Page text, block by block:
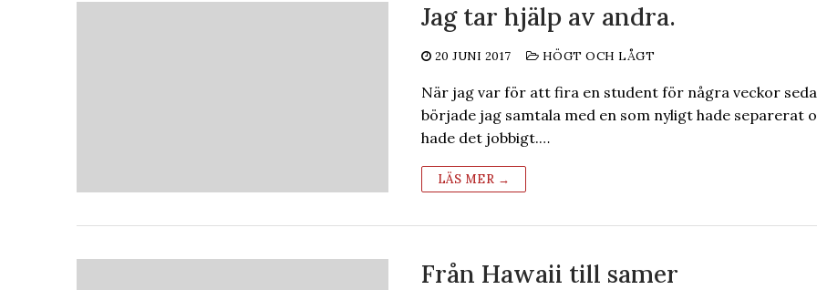
Jag tar hjälp av andra.
20 JUNI 2017 HÖGT OCH LÅGT
När jag var för att fira en student för några veckor
började jag samtala med en som nyligt hade separerat
hade det jobbigt.…
LÄS MER →
Från Hawaii till samer